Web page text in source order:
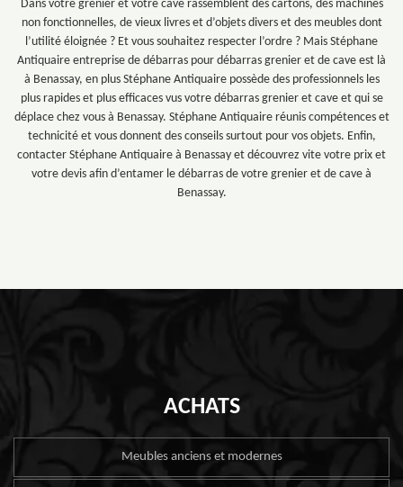
Dans votre grenier et votre cave rassemblent des cartons, des machines
non fonctionnelles, de vieux livres et d’objets divers et des meubles dont
l’utilité éloignée ? Et vous souhaitez respecter l’ordre ? Mais Stéphane
Antiquaire entreprise de débarras pour débarras grenier et de cave est là
à Benassay, en plus Stéphane Antiquaire possède des professionnels les
plus rapides et plus efficaces vus votre débarras grenier et cave et qui se
déplace chez vous à Benassay. Stéphane Antiquaire réunis compétences et
technicité et vous donnent des conseils surtout pour vos objets. Enfin,
contacter Stéphane Antiquaire à Benassay et découvrez vite votre prix et
votre devis afin d’entamer le débarras de votre grenier et de cave à
Benassay.
ACHATS
Meubles anciens et modernes